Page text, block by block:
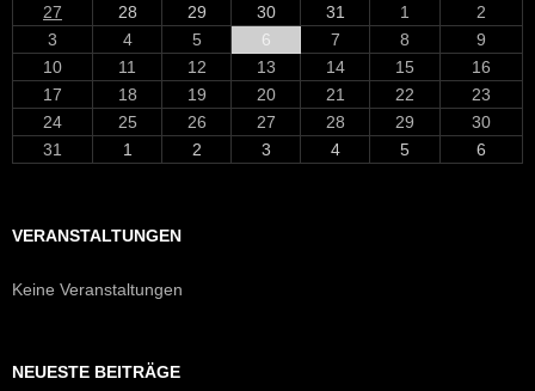
27
28 29 30 31 1
2
3
4 5 6 7 8
9
10
11 12 13 14 15
16
17
18 19 20 21 22
23
24
25 26 27 28 29
30
31
1 2 3 4 5 6
VERANSTALTUNGEN
Keine Veranstaltungen
NEUESTE BEITRÄGE